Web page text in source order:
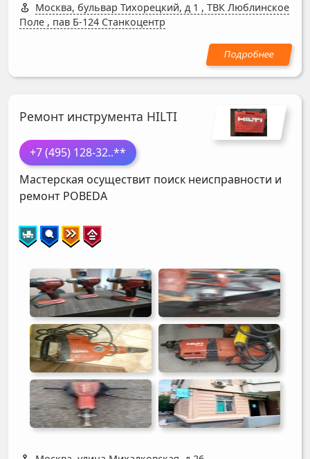
Москва, бульвар Тихорецкий, д 1 , ТВК Люблинское
Поле , пав Б-124 Станкоцентр
Ремонт инструмента HILTI
+7 (495) 128-32..**
Мастерская осуществит поиск неисправности и
ремонт POBEDA